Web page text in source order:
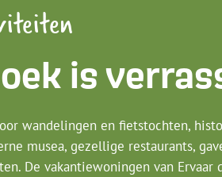
is
wandelingen en fietstochten,
musea, gezellige restaurants,
De vakantiewoningen van